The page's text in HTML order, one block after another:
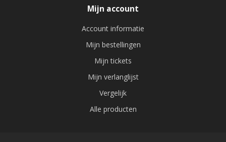
Mijn account
Account informatie
Mijn bestellingen
Mijn tickets
Mijn verlanglijst
Vergelijk
Alle producten